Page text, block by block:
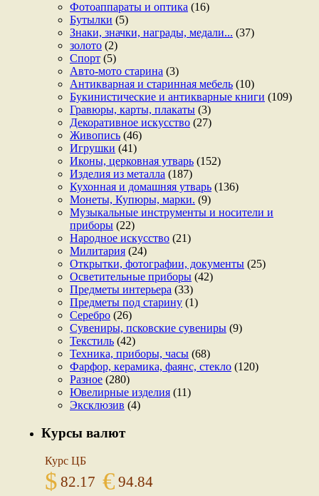
Фотоаппараты и оптика (16)
Бутылки (5)
Знаки, значки, награды, медали... (37)
золото (2)
Спорт (5)
Авто-мото старина (3)
Антикварная и старинная мебель (10)
Букинистические и антикварные книги (109)
Гравюры, карты, плакаты (3)
Декоративное искусство (27)
Живопись (46)
Игрушки (41)
Иконы, церковная утварь (152)
Изделия из металла (187)
Кухонная и домашняя утварь (136)
Монеты, Купюры, марки. (9)
Музыкальные инструменты и носители и
приборы (22)
Народное искусство (21)
Милитария (24)
Открытки, фотографии, документы (25)
Осветительные приборы (42)
Предметы интерьера (33)
Предметы под старину (1)
Серебро (26)
Сувениры, псковские сувениры (9)
Текстиль (42)
Техника, приборы, часы (68)
Фарфор, керамика, фаянс, стекло (120)
Разное (280)
Ювелирные изделия (11)
Эксклюзив (4)
Курсы валют
Курс ЦБ
$ 82.17 € 94.84